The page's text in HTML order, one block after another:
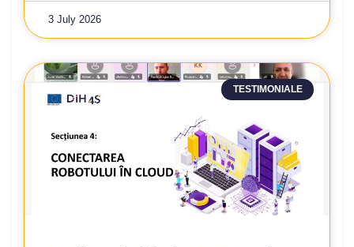
3 July 2026
TESTIMONIALE